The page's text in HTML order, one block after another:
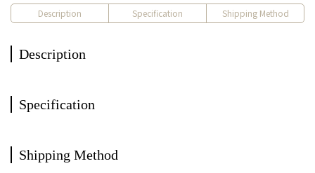
Description Specification Shipping Method
Description
Specification
Shipping Method